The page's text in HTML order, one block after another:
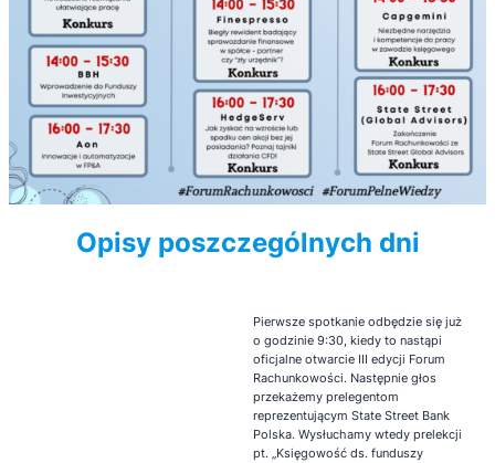
Opisy poszczególnych dni
Pierwsze spotkanie odbędzie się już
o godzinie 9:30, kiedy to nastąpi
oficjalne otwarcie III edycji Forum
Rachunkowości. Następnie głos
przekażemy prelegentom
reprezentującym State Street Bank
Polska. Wysłuchamy wtedy prelekcji
pt. „Księgowość ds. funduszy